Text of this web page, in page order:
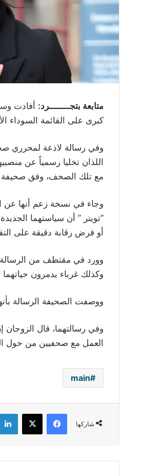
متابعة بتجــــــــرد:
كبرى على القائمة السوداء
وفي رسالة لاذعة لمحرري
اللذان تخليا رسمياً عن
مع تلك الصحف، وفق صحيفة
وجاء في نسخة زعم أنها عن
“تويتر ” أن سياستهما
أو فرض رقابة دقيقة على
وورد في مقتطف من
وكذلك غرباء يدمرون
ووصفت الصحيفة الرسالة
وفي رسالتهما، قال
العمل مع صحفيين من حول
main
شاركها
فيسبوك ‫X